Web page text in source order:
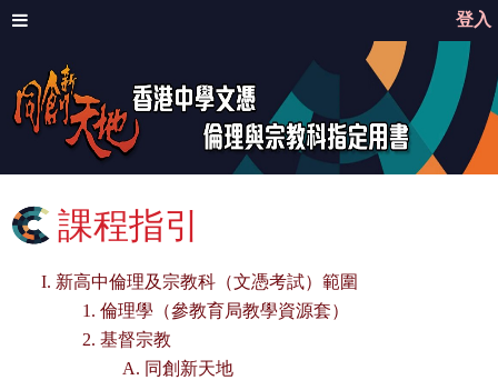
登入
課程指引
新高中倫理及宗教科（文憑考試）範圍
倫理學（參教育局教學資源套）
基督宗教
同創新天地